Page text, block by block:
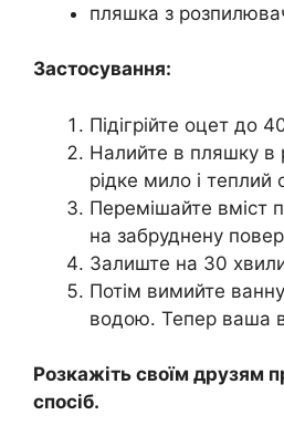
пляшка з
Застосування:
Підігрійте оцет до
Налийте в пляшку в
рідке мило і теплий
Перемішайте вміст
на забруднену
Залиште на 30
Потім вимийте
водою. Тепер ваша
Розкажіть своїм друзям
спосіб.